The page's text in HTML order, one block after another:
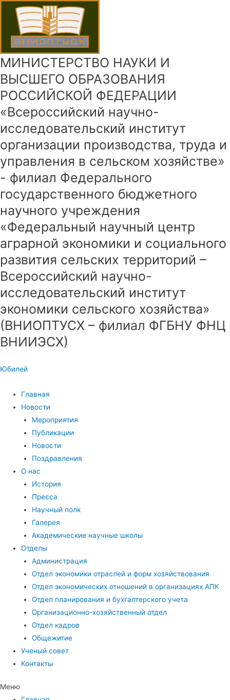
МИНИСТЕРСТВО НАУКИ И
ВЫСШЕГО ОБРАЗОВАНИЯ
РОССИЙСКОЙ ФЕДЕРАЦИИ
«Всероссийский научно-
исследовательский институт
организации производства, труда и
управления в сельском хозяйстве»
- филиал Федерального
государственного бюджетного
научного учреждения
«Федеральный научный центр
аграрной экономики и социального
развития сельских территорий –
Всероссийский научно-
исследовательский институт
экономики сельского хозяйства»
(ВНИОПТУСХ – филиал ФГБНУ ФНЦ
ВНИИЭСХ)
Юбилей
Главная
Новости
Мероприятия
Публикации
Новости
Поздравления
О нас
История
Пресса
Научный полк
Галерея
Академические научные школы
Отделы
Администрация
Отдел экономики отраслей и форм хозяйствования
Отдел экономических отношений в организациях АПК
Отдел планирования и бухгалтерского учета
Организационно-хозяйственный отдел
Отдел кадров
Общежитие
Ученый совет
Контакты
Меню